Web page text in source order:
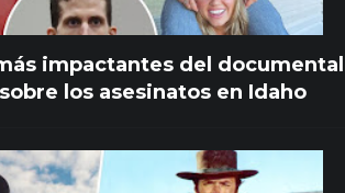
impactantes del documental
los asesinatos en Idaho